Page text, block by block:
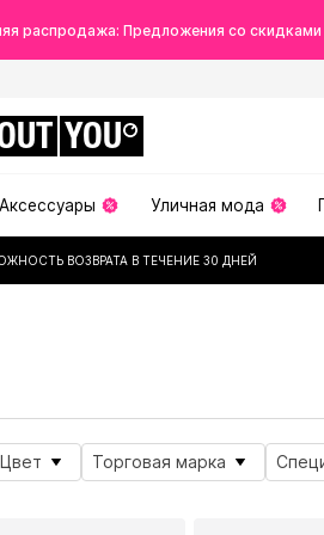
распродажа: Предложения со
YOU
Аксессуары Уличная мода
ВОЗВРАТА В ТЕЧЕНИЕ 30 ДНЕЙ
Цвет Торговая марка